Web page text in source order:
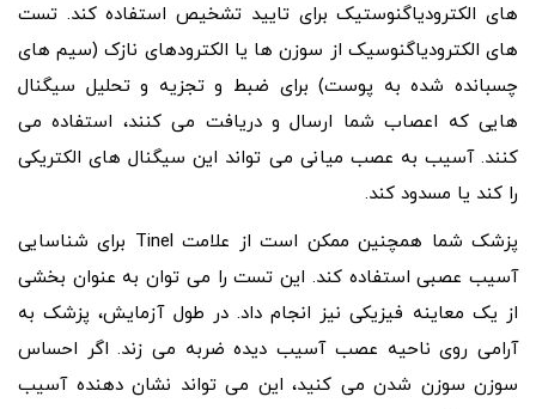
های الکترودیاگنوستیک برای تایید تشخیص استفاده کند. تست
های الکترودیاگنوسیک از سوزن ها یا الکترودهای نازک (سیم های
چسبانده شده به پوست) برای ضبط و تجزیه و تحلیل سیگنال
هایی که اعصاب شما ارسال و دریافت می کنند، استفاده می
کنند. آسیب به عصب میانی می تواند این سیگنال های الکتریکی
را کند یا مسدود کند.
پزشک شما همچنین ممکن است از علامت Tinel برای شناسایی
آسیب عصبی استفاده کند. این تست را می توان به عنوان بخشی
از یک معاینه فیزیکی نیز انجام داد. در طول آزمایش، پزشک به
آرامی روی ناحیه عصب آسیب دیده ضربه می زند. اگر احساس
سوزن سوزن شدن می کنید، این می تواند نشان دهنده آسیب